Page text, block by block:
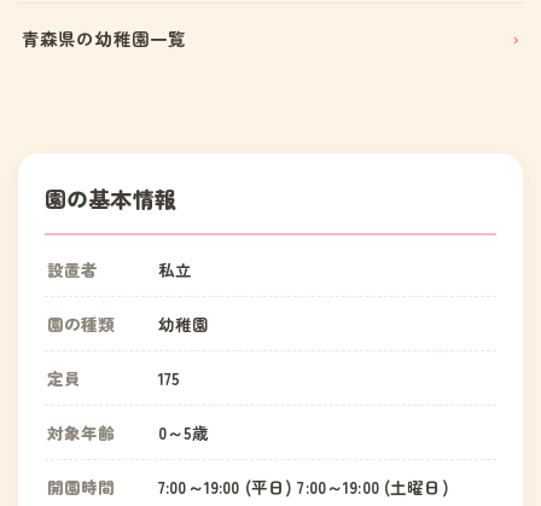
青森県の幼稚園一覧
園の基本情報
設置者 私立
園の種類 幼稚園
定員 175
対象年齢 0～5歳
開園時間 7:00～19:00 (平日) 7:00～19:00 (土曜日)